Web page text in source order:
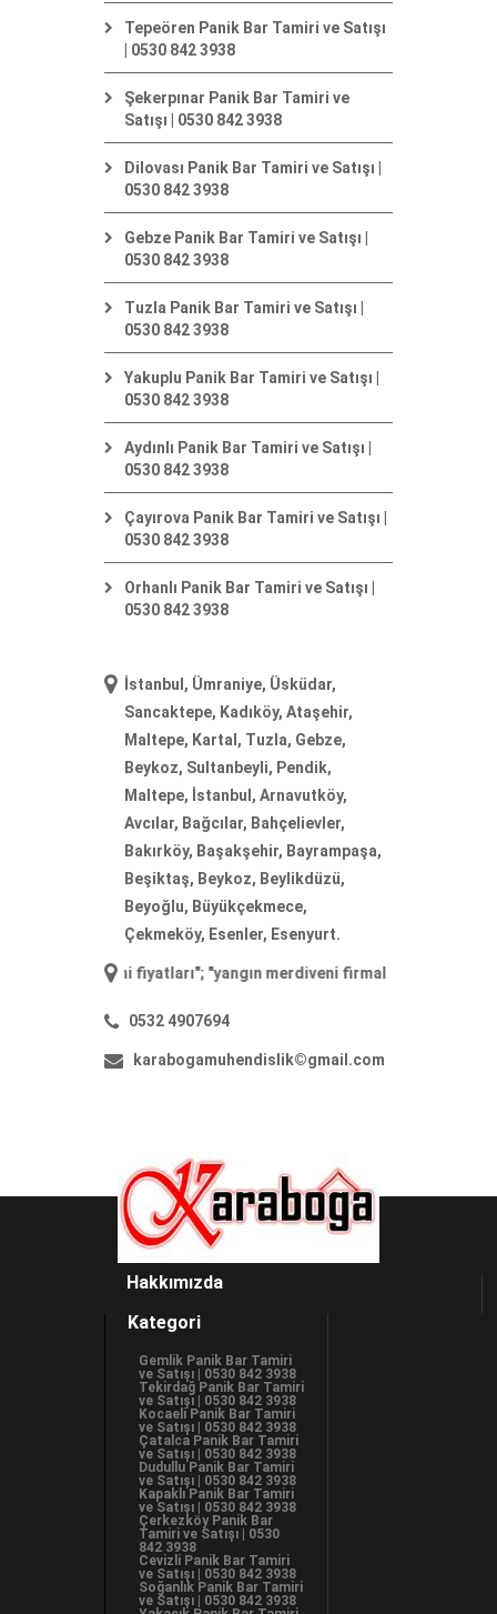
Tepeören Panik Bar Tamiri ve Satışı
| 0530 842 3938
Şekerpınar Panik Bar Tamiri ve
Satışı | 0530 842 3938
Dilovası Panik Bar Tamiri ve Satışı |
0530 842 3938
Gebze Panik Bar Tamiri ve Satışı |
0530 842 3938
Tuzla Panik Bar Tamiri ve Satışı |
0530 842 3938
Yakuplu Panik Bar Tamiri ve Satışı |
0530 842 3938
Aydınlı Panik Bar Tamiri ve Satışı |
0530 842 3938
Çayırova Panik Bar Tamiri ve Satışı |
0530 842 3938
Orhanlı Panik Bar Tamiri ve Satışı |
0530 842 3938
İstanbul, Ümraniye, Üsküdar,
Sancaktepe, Kadıköy, Ataşehir,
Maltepe, Kartal, Tuzla, Gebze,
Beykoz, Sultanbeyli, Pendik,
Maltepe, İstanbul, Arnavutköy,
Avcılar, Bağcılar, Bahçelievler,
Bakırköy, Başakşehir, Bayrampaşa,
Beşiktaş, Beykoz, Beylikdüzü,
Beyoğlu, Büyükçekmece,
Çekmeköy, Esenler, Esenyurt.
fiyatları"; " yangın merdiveni firmaları"; "yangın merdiveni
0532 4907694
karabogamuhendislik©gmail.com
Hakkımızda
Kategori
Gemlik Panik Bar Tamiri
ve Satışı | 0530 842 3938
Tekirdağ Panik Bar Tamiri
ve Satışı | 0530 842 3938
Kocaeli Panik Bar Tamiri
ve Satışı | 0530 842 3938
Çatalca Panik Bar Tamiri
ve Satışı | 0530 842 3938
Dudullu Panik Bar Tamiri
ve Satışı | 0530 842 3938
Kapaklı Panik Bar Tamiri
ve Satışı | 0530 842 3938
Çerkezköy Panik Bar
Tamiri ve Satışı | 0530
842 3938
Cevizli Panik Bar Tamiri
ve Satışı | 0530 842 3938
Soğanlık Panik Bar Tamiri
ve Satışı | 0530 842 3938